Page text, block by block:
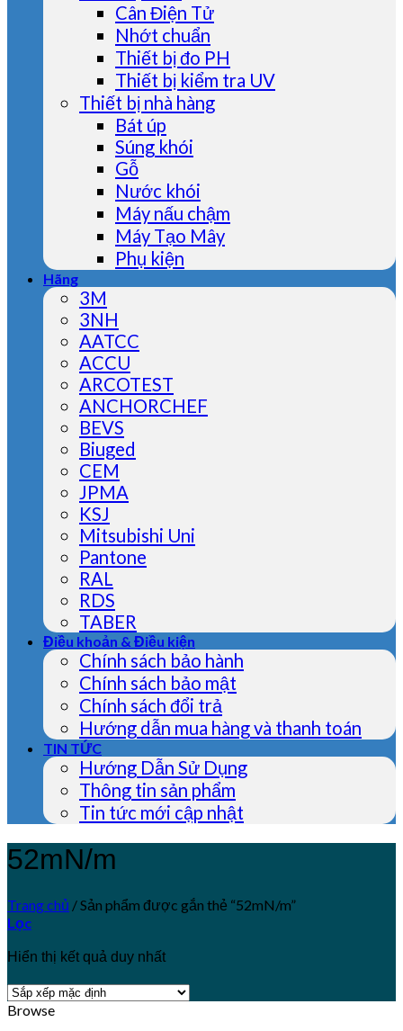
Cân Điện Tử
Nhớt chuẩn
Thiết bị đo PH
Thiết bị kiểm tra UV
Thiết bị nhà hàng
Bát úp
Súng khói
Gỗ
Nước khói
Máy nấu chậm
Máy Tạo Mây
Phụ kiện
Hãng
3M
3NH
AATCC
ACCU
ARCOTEST
ANCHORCHEF
BEVS
Biuged
CEM
JPMA
KSJ
Mitsubishi Uni
Pantone
RAL
RDS
TABER
Điều khoản & Điều kiện
Chính sách bảo hành
Chính sách bảo mật
Chính sách đổi trả
Hướng dẫn mua hàng và thanh toán
TIN TỨC
Hướng Dẫn Sử Dụng
Thông tin sản phẩm
Tin tức mới cập nhật
52mN/m
Trang chủ /Sản phẩm được gắn thẻ “52mN/m”
Lọc
Hiển thị kết quả duy nhất
Browse